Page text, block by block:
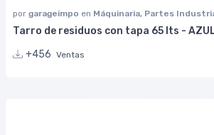
por garageimpo en Máquinaria, Partes
Tarro de residuos con tapa 65 lts -
+456 Ventas